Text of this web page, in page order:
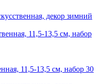
декор зимний
11,5-13,5 см, набор 30